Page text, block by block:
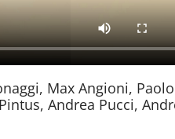
Max Angioni, Paolo
Andrea Pucci,